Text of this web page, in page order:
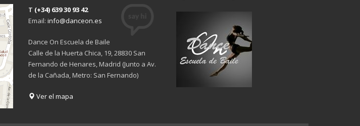
T (+34) 639 30 93 42
Email: info@danceon.es
Dance On Escuela de Baile
Calle de la Huerta Chica, 19, 28830 San
Fernando de Henares, Madrid (Junto a Av.
de la Cañada, Metro: San Fernando)
Ver el mapa